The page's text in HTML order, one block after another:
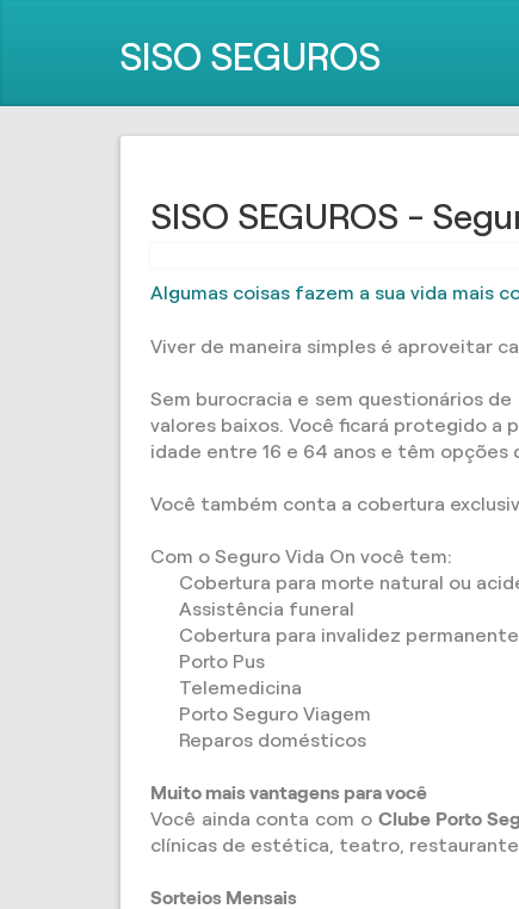
SISO SEGUROS
SISO SEGUROS -
Algumas coisas fazem a sua vida mais
Viver de maneira simples é aproveitar
Sem burocracia e sem questionários
valores baixos. Você ficará protegido a
idade entre 16 e 64 anos e têm opções
Você também conta a cobertura
Com o Seguro Vida On você tem:
Cobertura para morte natural ou
Assistência funeral
Cobertura para invalidez
Porto Pus
Telemedicina
Porto Seguro Viagem
Reparos domésticos
Muito mais vantagens para você
Você ainda conta com o Clube Porto
clínicas de estética, teatro,
Sorteios Mensais